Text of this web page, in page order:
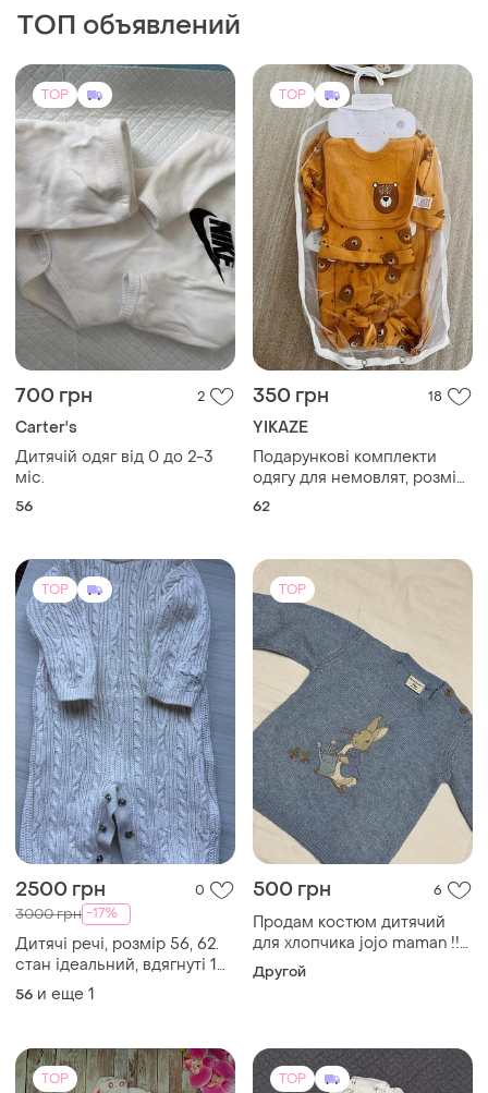
ТОП объявлений
TOP
700 грн 2
Carter's
Дитячій одяг від 0 до 2-3
міс.
56
TOP
350 грн 18
YIKAZE
Подарункові комплекти
одягу для немовлят, розмір
62 см.
62
TOP
2500 грн 0
3000 грн -17%
Дитячі речі, розмір 56, 62.
стан ідеальний, вдягнуті 1
раз
56 и еще 1
TOP
500 грн 6
Продам костюм дитячий
для хлопчика jojo maman !!
на 2 роки
Другой
TOP TOP